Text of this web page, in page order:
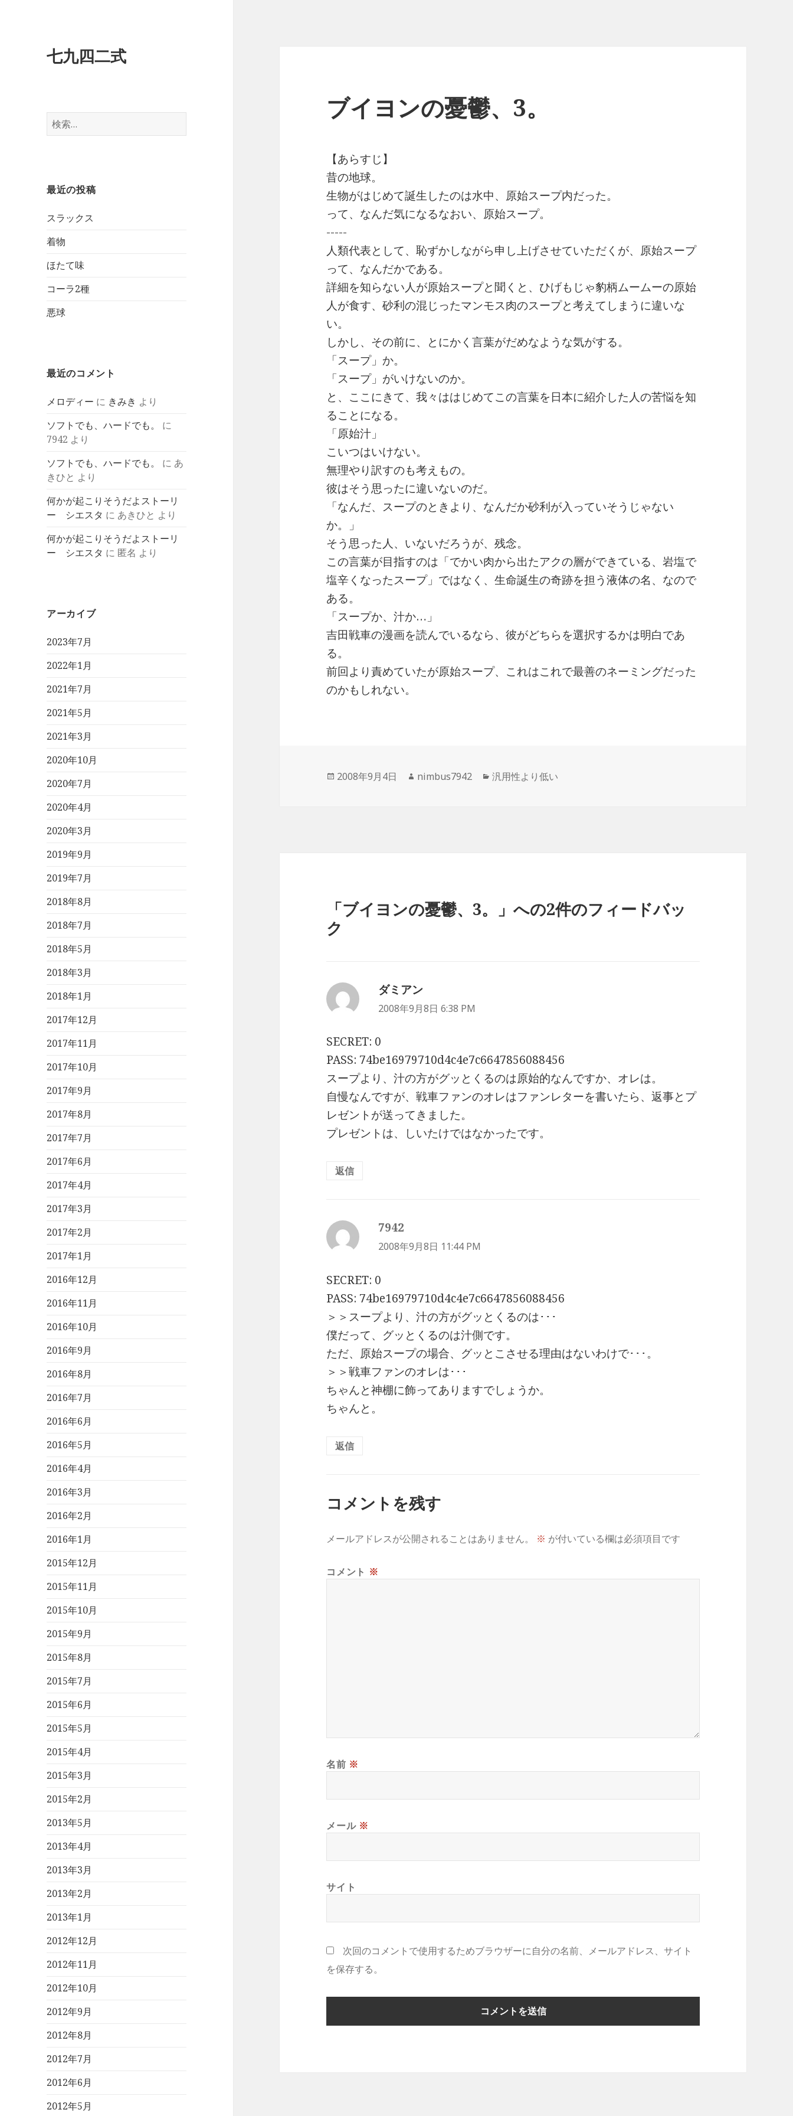
七九四二式
検
索:
最近の投稿
スラックス
着物
ほたて味
コーラ2種
悪球
最近のコメント
メロディー に きみき より
ソフトでも、ハードでも。
に
7942 より
ソフトでも、ハードでも。
に あ
きひと より
何かが起こりそうだよストーリ
ー シエスタ に あきひと より
何かが起こりそうだよストーリ
ー シエスタ に 匿名 より
アーカイブ
2023年7月
2022年1月
2021年7月
2021年5月
2021年3月
2020年10月
2020年7月
2020年4月
2020年3月
2019年9月
2019年7月
2018年8月
2018年7月
2018年5月
2018年3月
2018年1月
2017年12月
2017年11月
2017年10月
2017年9月
2017年8月
2017年7月
2017年6月
2017年4月
2017年3月
2017年2月
2017年1月
2016年12月
2016年11月
2016年10月
2016年9月
2016年8月
2016年7月
2016年6月
2016年5月
2016年4月
2016年3月
2016年2月
2016年1月
2015年12月
2015年11月
2015年10月
2015年9月
2015年8月
2015年7月
2015年6月
2015年5月
2015年4月
2015年3月
2015年2月
2013年5月
2013年4月
2013年3月
2013年2月
2013年1月
2012年12月
2012年11月
2012年10月
2012年9月
2012年8月
2012年7月
2012年6月
2012年5月
ブイヨンの憂鬱、3。
【あらすじ】
昔の地球。
生物がはじめて誕生したのは水中、原始スープ内だった。
って、なんだ気になるなおい、原始スープ。
-----
人類代表として、恥ずかしながら申し上げさせていただくが、原始スープ
って、なんだかである。
詳細を知らない人が原始スープと聞くと、ひげもじゃ豹柄ムームーの原始
人が食す、砂利の混じったマンモス肉のスープと考えてしまうに違いな
い。
しかし、その前に、とにかく言葉がだめなような気がする。
「スープ」か。
「スープ」がいけないのか。
と、ここにきて、我々ははじめてこの言葉を日本に紹介した人の苦悩を知
ることになる。
「原始汁」
こいつはいけない。
無理やり訳すのも考えもの。
彼はそう思ったに違いないのだ。
「なんだ、スープのときより、なんだか砂利が入っていそうじゃない
か。」
そう思った人、いないだろうが、残念。
この言葉が目指すのは「でかい肉から出たアクの層ができている、岩塩で
塩辛くなったスープ」ではなく、生命誕生の奇跡を担う液体の名、なので
ある。
「スープか、汁か…」
吉田戦車の漫画を読んでいるなら、彼がどちらを選択するかは明白であ
る。
前回より責めていたが原始スープ、これはこれで最善のネーミングだった
のかもしれない。
投
2008年9月4日
作
nimbus7942
カ
汎用性より低い
「ブイヨンの憂鬱、3。」への2件のフィードバッ
ク
ダミアン
り:
2008年9月8日 6:38 PM
SECRET: 0
PASS: 74be16979710d4c4e7c6647856088456
スープより、汁の方がグッとくるのは原始的なんですか、オレは。
自慢なんですが、戦車ファンのオレはファンレターを書いたら、返事とプ
レゼントが送ってきました。
プレゼントは、しいたけではなかったです。
返信
7942
り:
2008年9月8日 11:44 PM
SECRET: 0
PASS: 74be16979710d4c4e7c6647856088456
＞＞スープより、汁の方がグッとくるのは･･･
僕だって、グッとくるのは汁側です。
ただ、原始スープの場合、グッとこさせる理由はないわけで･･･。
＞＞戦車ファンのオレは･･･
ちゃんと神棚に飾ってありますでしょうか。
ちゃんと。
返信
コメントを残す
メールアドレスが公開されることはありません。 ※ が付いている欄は必須項目です
コメント ※
名前 ※
メール ※
サイト
次回のコメントで使用するためブラウザーに自分の名前、メールアドレス、サイト
を保存する。